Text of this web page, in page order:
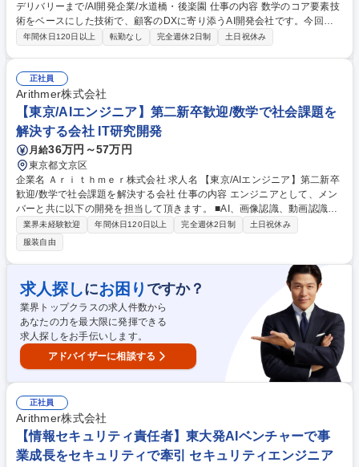
デリバリーまで/AI開発企業/水道橋・後楽園 仕事の内容 数学のコア要素技
術をベースにした技術で、顧客のDXに寄り添うAI開発会社です。今回は
事業部長として以下を担当して頂きます。 入社時は当社を代表する6つの
ンの開発、デリバリーまで一貫して担って頂きます。 世の中にまだない新
しいソリューションを開発し、市場にインパクトのあるビジネスを作りあ
げることができます。 募集職種 【事業部長】営業戦略の策定～デリバリ
ーまで/AI開発企業/水道橋・後楽園
年間休日120日以上 転勤なし 完全週休2日制 土日祝休み
正社員
Arithmer株式会社
【東京/AIエンジニア】第二新卒歓迎/数学で社会課題を
解決する会社 IT研究開発
月給36万円～57万円
東京都文京区
企業名 Ａｒｉｔｈｍｅｒ株式会社 求人名 【東京/AIエンジニア】第二新卒
歓迎/数学で社会課題を解決する会社 仕事の内容 エンジニアとして、メン
バーと共に以下の開発を担当して頂きます。 ■AI、画像認識、動画認識、
自然言語処理、データ分析、ロボティクスの基礎・応用研究開発、アプリ
開発、ビジネスソリューションの提案 等 【具体的には】■風力設備の予兆
保全・発電量予測AI■工場内の予兆AI■カートの運転AI■都市計画のデジタ
ルAI■施工現場の浸水AI■倉庫内のピッキングAI■物流のルート最適化AI■E
CサイトのレコメンドAI■金融データのマッチングAI■創薬技術のロボット
AI■データによる生産工程の最適化AI■法人向けチャットボットソリューシ
ョン■車載カメラによる運転動画解析■画像認識とデータ分析による身体計
測 など 募集職種 【東京/AIエンジニア】第二新卒歓迎/数学で社会課題を解
決する会社
業界未経験歓迎 年間休日120日以上 完全週休2日制
土日祝休み
服装自由
求人探しにお困り ですか？
業界トップクラスの求人件数から
あなたの力を最大限に発揮できる
求人探しをお手伝いします。
アドバイザーに相談する
正社員
Arithmer株式会社
【情報セキュリティ責任者】東大発AIベンチャーで事
業成長をセキュリティで牽引 セキュリティエンジニア